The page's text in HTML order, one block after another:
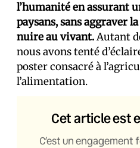
l’humanité en assurant
paysans, sans aggraver
nuire au vivant.Autant
nous avons tenté
poster consacré à
l’alimentation.
Cet article est
C’est un